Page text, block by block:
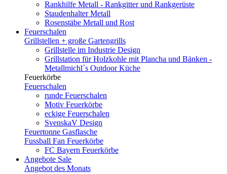
Rankhilfe Metall - Rankgitter und Rankgerüste
Staudenhalter Metall
Rosenstäbe Metall und Rost
Feuerschalen
Grillstellen + große Gartengrills
Grillstelle im Industrie Design
Grillstation für Holzkohle mit Plancha und Bänken -
Metallmichl´s Outdoor Küche
Feuerkörbe
Feuerschalen
runde Feuerschalen
Motiv Feuerkörbe
eckige Feuerschalen
SvenskaV Design
Feuertonne Gasflasche
Fussball Fan Feuerkörbe
FC Bayern Feuerkörbe
Angebote Sale
Angebot des Monats